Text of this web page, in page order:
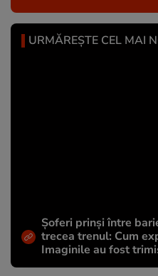
URMĂREȘTE CEL MAI
Șoferi prinși între
trecea trenul: Cum
Imaginile au fost